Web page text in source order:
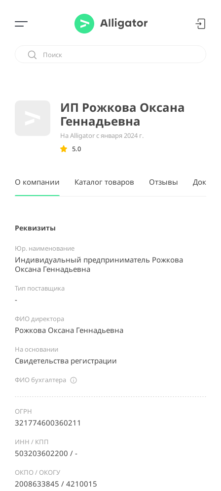
ИП Рожкова Оксана
Геннадьевна
На Alligator с января 2024 г.
5.0
О компании Каталог товаров Отзывы
Реквизиты
Юр. наименование
Индивидуальный предприниматель Рожкова
Оксана Геннадьевна
Тип поставщика
-
ФИО директора
Рожкова Оксана Геннадьевна
На основании
Свидетельства регистрации
ФИО бухгалтера
ОГРН
321774600360211
ИНН / КПП
503203602200 / -
ОКПО / ОКОГУ
2008633845 / 4210015